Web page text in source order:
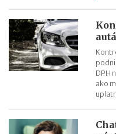
13. a 14. plat - zmeny od
Hrubá a čistá minimálna
Aké je účtovné a
DPH
ako